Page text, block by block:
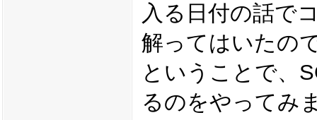
入る日付の話で
解ってはいたの
ということで、
るのをやってみ